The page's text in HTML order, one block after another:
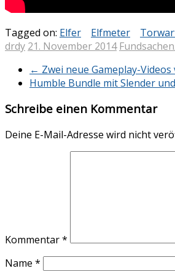
Tagged on: Elfer Elfmeter
drdy 21. November 2014 Fundsachen
← Zwei neue Gameplay-Videos
Humble Bundle mit Slender
Schreibe einen Kommentar
Deine E-Mail-Adresse wird nicht
Kommentar*
Name *